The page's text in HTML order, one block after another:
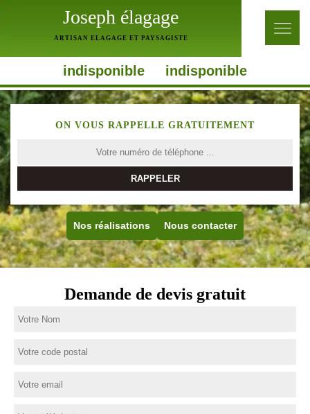
Joseph élagage
ARTISAN ELAGAGE ET PAYSAGISTE
indisponible indisponible
ON VOUS RAPPELLE GRATUITEMENT
Nos réalisations Nous contacter
Demande de devis gratuit